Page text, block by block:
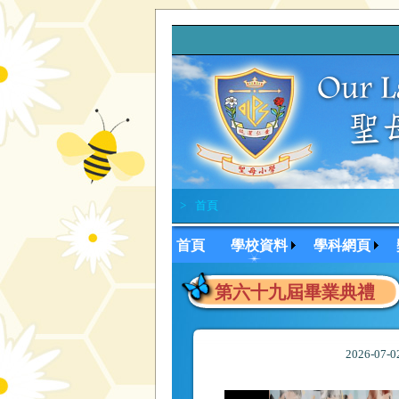
> 首頁
首頁 學校資料 學科網頁
第六十九屆畢業典禮
2026-07-